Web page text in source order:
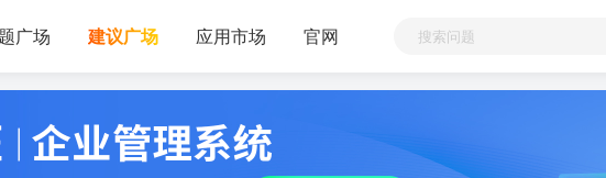
广场 建议广场 应用市场 官网